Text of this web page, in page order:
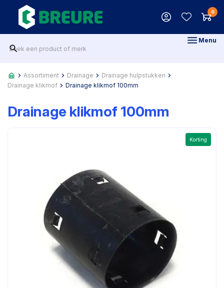
0
Menu
Assortiment Drainage
Drainage hulpstukken
Drainage klikmof
Drainage klikmof 100mm
Drainage klikmof 100mm
Korting